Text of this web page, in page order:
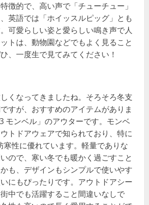
徴的で、高い声で「チューチュー」
英語では「ホイッスルピッグ」とも
可愛らしい姿と愛らしい鳴き声で人
トは、動物園などでもよく見ること
、一度生で見てみてください！
くなってきましたね。そろそろ冬支
すが、おすすめのアイテムがありま
モンベル」のアウターです。モンベ
トドアウェアで知られており、特に
寒性に優れています。軽量でありな
ので、寒い冬でも暖かく過ごすこと
も、デザインもシンプルで使いやす
にもぴったりです。アウトドアシー
中でも活躍すること間違いなしで